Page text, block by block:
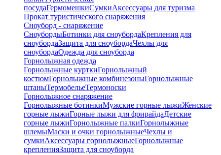
посудаГермомешкиСумкиАксессуары для туризма
Прокат туристического снаряжения
Сноуборд - снаряжение
СноубордыБотинки для сноубордаКрепления для
сноубордаЗащита для сноубордаЧехлы для
сноубордаОдежда для сноуборда
Горнолыжная одежда
Горнолыжные курткиГорнолыжный
костюмГорнолыжные комбинезоныГорнолыжные
штаныТермобельеТермоноски
Горнолыжное снаряжение
Горнолыжные ботинкиМужские горные лыжиЖенские
горные лыжиГорные лыжи для фрирайдаДетские
горные лыжиГорнолыжные палкиГорнолыжные
шлемыМаски и очки горнолыжныеЧехлы и
сумкиАксессуары горнолыжныеГорнолыжные
крепленияЗащита для сноуборда